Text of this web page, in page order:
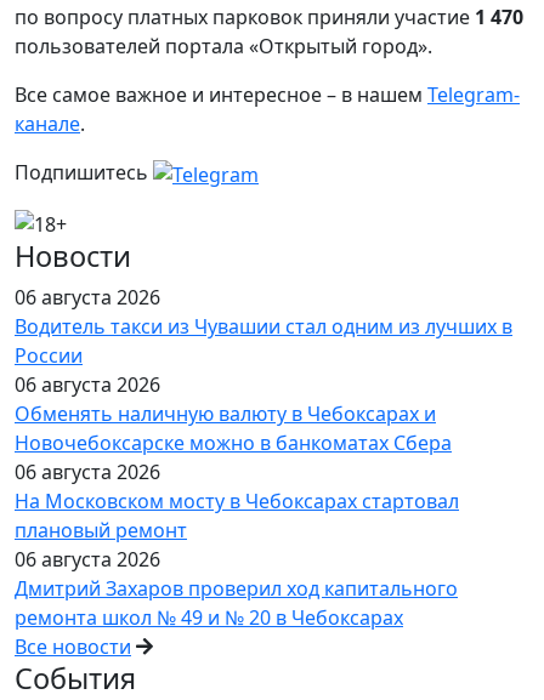
по вопросу платных парковок приняли участие 1 470
пользователей портала «Открытый город».
Все самое важное и интересное – в нашем Telegram-
канале.
Подпишитесь
Новости
06 августа 2026
Водитель такси из Чувашии стал одним из лучших в
России
06 августа 2026
Обменять наличную валюту в Чебоксарах и
Новочебоксарске можно в банкоматах Сбера
06 августа 2026
На Московском мосту в Чебоксарах стартовал
плановый ремонт
06 августа 2026
Дмитрий Захаров проверил ход капитального
ремонта школ № 49 и № 20 в Чебоксарах
Все новости
События